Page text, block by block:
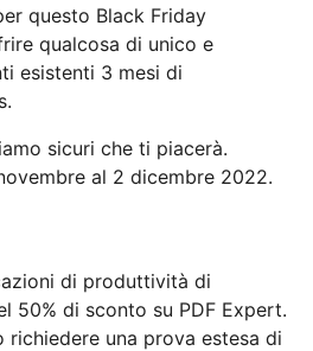
questo Black Friday
qualcosa di unico e
esistenti 3 mesi di
sicuri che ti piacerà.
al 2 dicembre 2022.
di produttività di
50% di sconto su PDF Expert.
richiedere una prova estesa di